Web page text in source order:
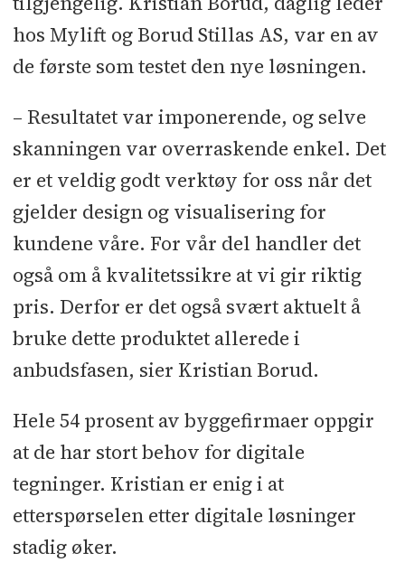
hos Mylift og Borud Stillas AS, var en av
de første som testet den nye løsningen.
– Resultatet var imponerende, og selve
skanningen var overraskende enkel. Det
er et veldig godt verktøy for oss når det
gjelder design og visualisering for
kundene våre. For vår del handler det
også om å kvalitetssikre at vi gir riktig
pris. Derfor er det også svært aktuelt å
bruke dette produktet allerede i
anbudsfasen, sier Kristian Borud.
Hele 54 prosent av byggefirmaer oppgir
at de har stort behov for digitale
tegninger. Kristian er enig i at
etterspørselen etter digitale løsninger
stadig øker.